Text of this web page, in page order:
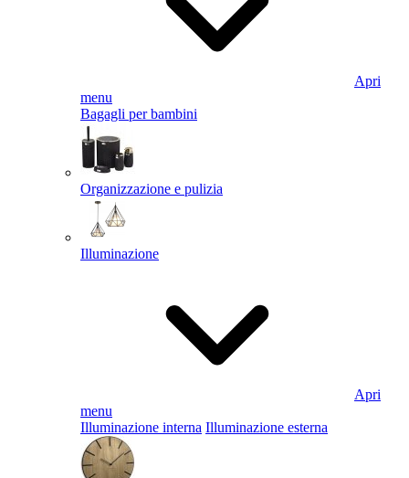
Apri
menu
Bagagli per bambini
Organizzazione e pulizia
Illuminazione
Apri
menu
Illuminazione interna Illuminazione esterna